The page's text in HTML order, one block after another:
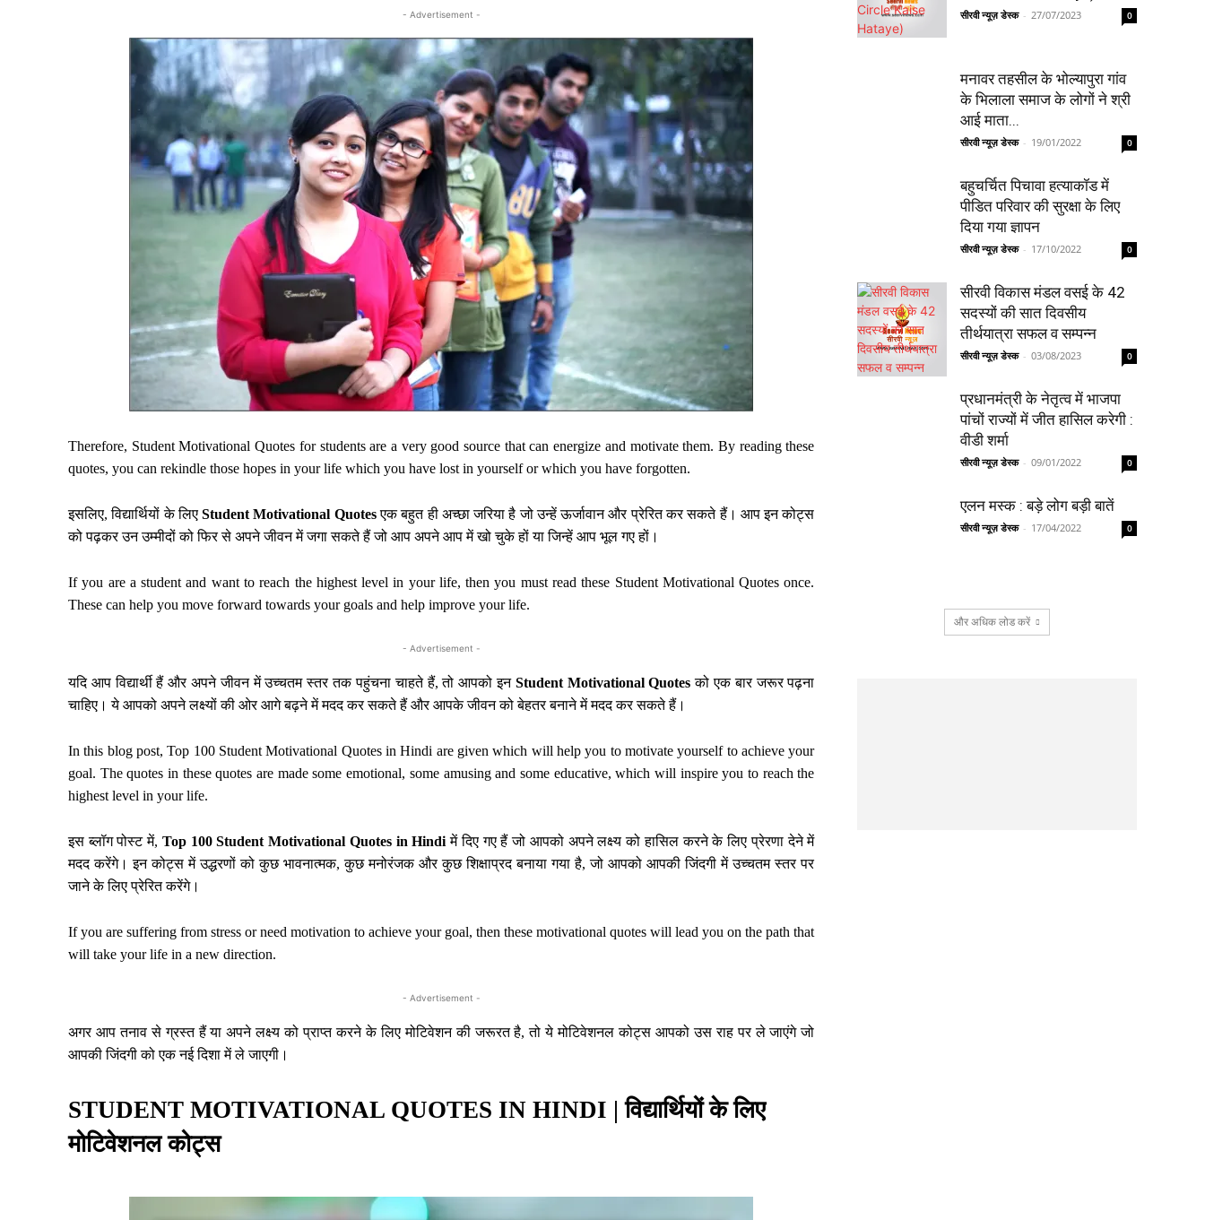
- Advertisement -
Therefore, Student Motivational Quotes for students are a very good source that can energize and motivate them. By reading these
quotes, you can rekindle those hopes in your life which you have lost in yourself or which you have forgotten.
इसलिए, विद्यार्थियों के लिएStudent Motivational Quotesएक बहुत ही अच्छा जरिया है जो उन्हें ऊर्जावान और प्रेरित कर सकते हैं। आप इन कोट्स
को पढ़कर उन उम्मीदों को फिर से अपने जीवन में जगा सकते हैं जो आप अपने आप में खो चुके हों या जिन्हें आप भूल गए हों।
If you are a student and want to reach the highest level in your life, then you must read these Student Motivational Quotes once.
These can help you move forward towards your goals and help improve your life.
- Advertisement -
यदि आप विद्यार्थी हैं और अपने जीवन में उच्चतम स्तर तक पहुंचना चाहते हैं, तो आपको इन Student Motivational Quotes को एक बार जरूर पढ़ना
चाहिए। ये आपको अपने लक्ष्यों की ओर आगे बढ़ने में मदद कर सकते हैं और आपके जीवन को बेहतर बनाने में मदद कर सकते हैं।
In this blog post, Top 100 Student Motivational Quotes in Hindi are given which will help you to motivate yourself to achieve your
goal. The quotes in these quotes are made some emotional, some amusing and some educative, which will inspire you to reach the
highest level in your life.
इस ब्लॉग पोस्ट में, Top 100 Student Motivational Quotes in Hindiमें दिए गए हैं जो आपको अपने लक्ष्य को हासिल करने के लिए प्रेरणा देने में
मदद करेंगे। इन कोट्स में उद्धरणों को कुछ भावनात्मक, कुछ मनोरंजक और कुछ शिक्षाप्रद बनाया गया है, जो आपको आपकी जिंदगी में उच्चतम स्तर पर
जाने के लिए प्रेरित करेंगे।
If you are suffering from stress or need motivation to achieve your goal, then these motivational quotes will lead you on the path that
will take your life in a new direction.
- Advertisement -
अगर आप तनाव से ग्रस्त हैं या अपने लक्ष्य को प्राप्त करने के लिए मोटिवेशन की जरूरत है, तो ये मोटिवेशनल कोट्स आपको उस राह पर ले जाएंगे जो
आपकी जिंदगी को एक नई दिशा में ले जाएगी।
STUDENT MOTIVATIONAL QUOTES IN HINDI | विद्यार्थियों के लिए
मोटिवेशनल कोट्स
सीरवी न्यूज़ डेस्क - 27/07/2023 0
मनावर तहसील के भोल्यापुरा गांव
के भिलाला समाज के लोगों ने श्री
आई माता...
सीरवी न्यूज़ डेस्क - 19/01/2022 0
बहुचर्चित पिचावा हत्याकॉड में
पीडित परिवार की सुरक्षा के लिए
दिया गया ज्ञापन
सीरवी न्यूज़ डेस्क - 17/10/2022 0
सीरवी विकास मंडल वसई के 42
सदस्यों की सात दिवसीय
तीर्थयात्रा सफल व सम्पन्न
सीरवी न्यूज़ डेस्क - 03/08/2023 0
प्रधानमंत्री के नेतृत्व में भाजपा
पांचों राज्यों में जीत हासिल करेगी :
वीडी शर्मा
सीरवी न्यूज़ डेस्क - 09/01/2022 0
एलन मस्क : बड़े लोग बड़ी बातें
सीरवी न्यूज़ डेस्क - 17/04/2022 0
और अधिक लोड करें